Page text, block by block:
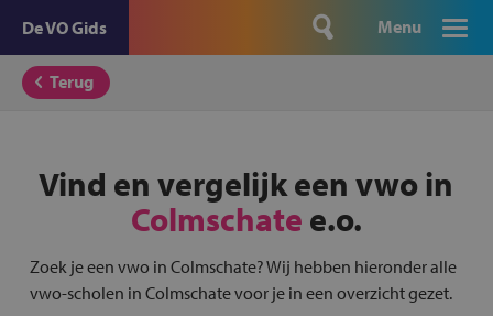
De VO Gids Menu
Terug
Vind en vergelijk een vwo in
Colmschate e.o.
Zoek je een vwo in Colmschate? Wij hebben hieronder alle
vwo-scholen in Colmschate voor je in een overzicht gezet.